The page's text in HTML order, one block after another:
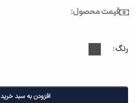
قیمت محصول:
رنگ
افزودن به سبد خرید